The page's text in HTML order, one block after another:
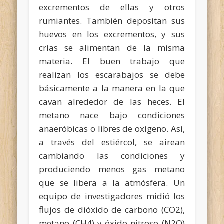
excrementos de ellas y otros
rumiantes. También depositan sus
huevos en los excrementos, y sus
crías se alimentan de la misma
materia.
El buen trabajo que
realizan los escarabajos se debe
básicamente a la manera en la que
cavan alrededor de las heces. El
metano nace bajo condiciones
anaeróbicas o libres de oxígeno. Así,
a través del estiércol, se airean
cambiando las condiciones y
produciendo menos gas metano
que se libera a la atmósfera. Un
equipo de investigadores midió los
flujos de dióxido de carbono (CO2),